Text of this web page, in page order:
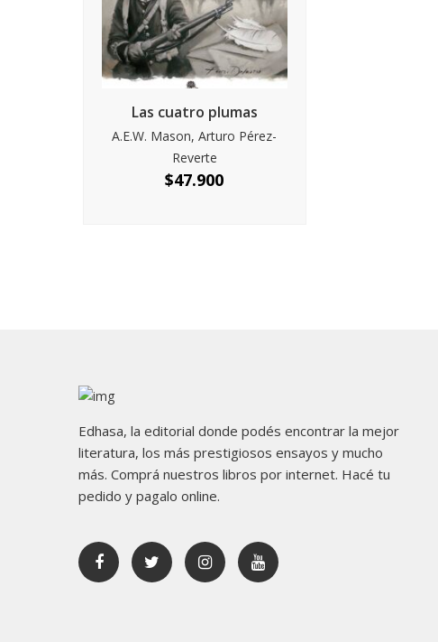
Las cuatro plumas
A.E.W. Mason, Arturo Pérez-
Reverte
$47.900
Edhasa, la editorial donde podés encontrar la mejor
literatura, los más prestigiosos ensayos y mucho
más. Comprá nuestros libros por internet. Hacé tu
pedido y pagalo online.